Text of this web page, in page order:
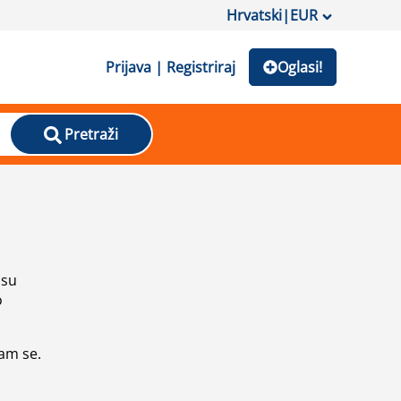
Hrvatski|EUR
Prijava | Registriraj Oglasi!
Pretraži
se.